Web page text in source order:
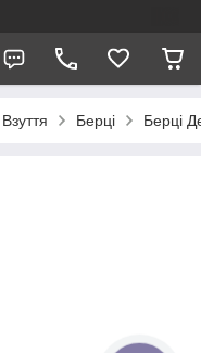
Берці Берці